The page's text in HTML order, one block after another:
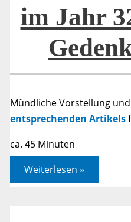
im Jahr
Mündliche Vorstellung
entsprechenden Artikels
ca. 45 Minuten
Das
Konzil
zu
Weiterlesen »